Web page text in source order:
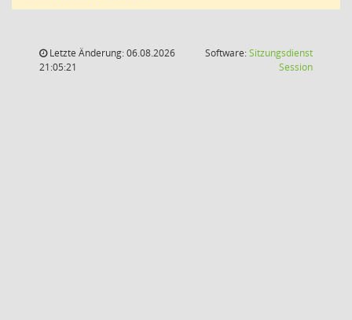
Letzte Änderung: 06.08.2026
21:05:21
Software:Sitzungsdienst
Session(Wird in